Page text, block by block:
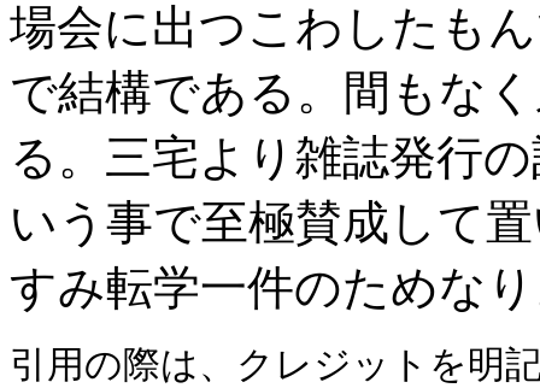
場会に出つこわしたも
で結構である。間もな
る。三宅より雑誌発行
いう事で至極賛成して
すみ転学一件のためな
引用の際は、クレジットを明